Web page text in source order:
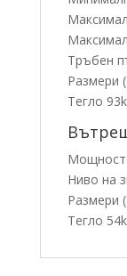
Тръбен
Размери
Тегло
Мощност
Ниво на
Размери
Тегло